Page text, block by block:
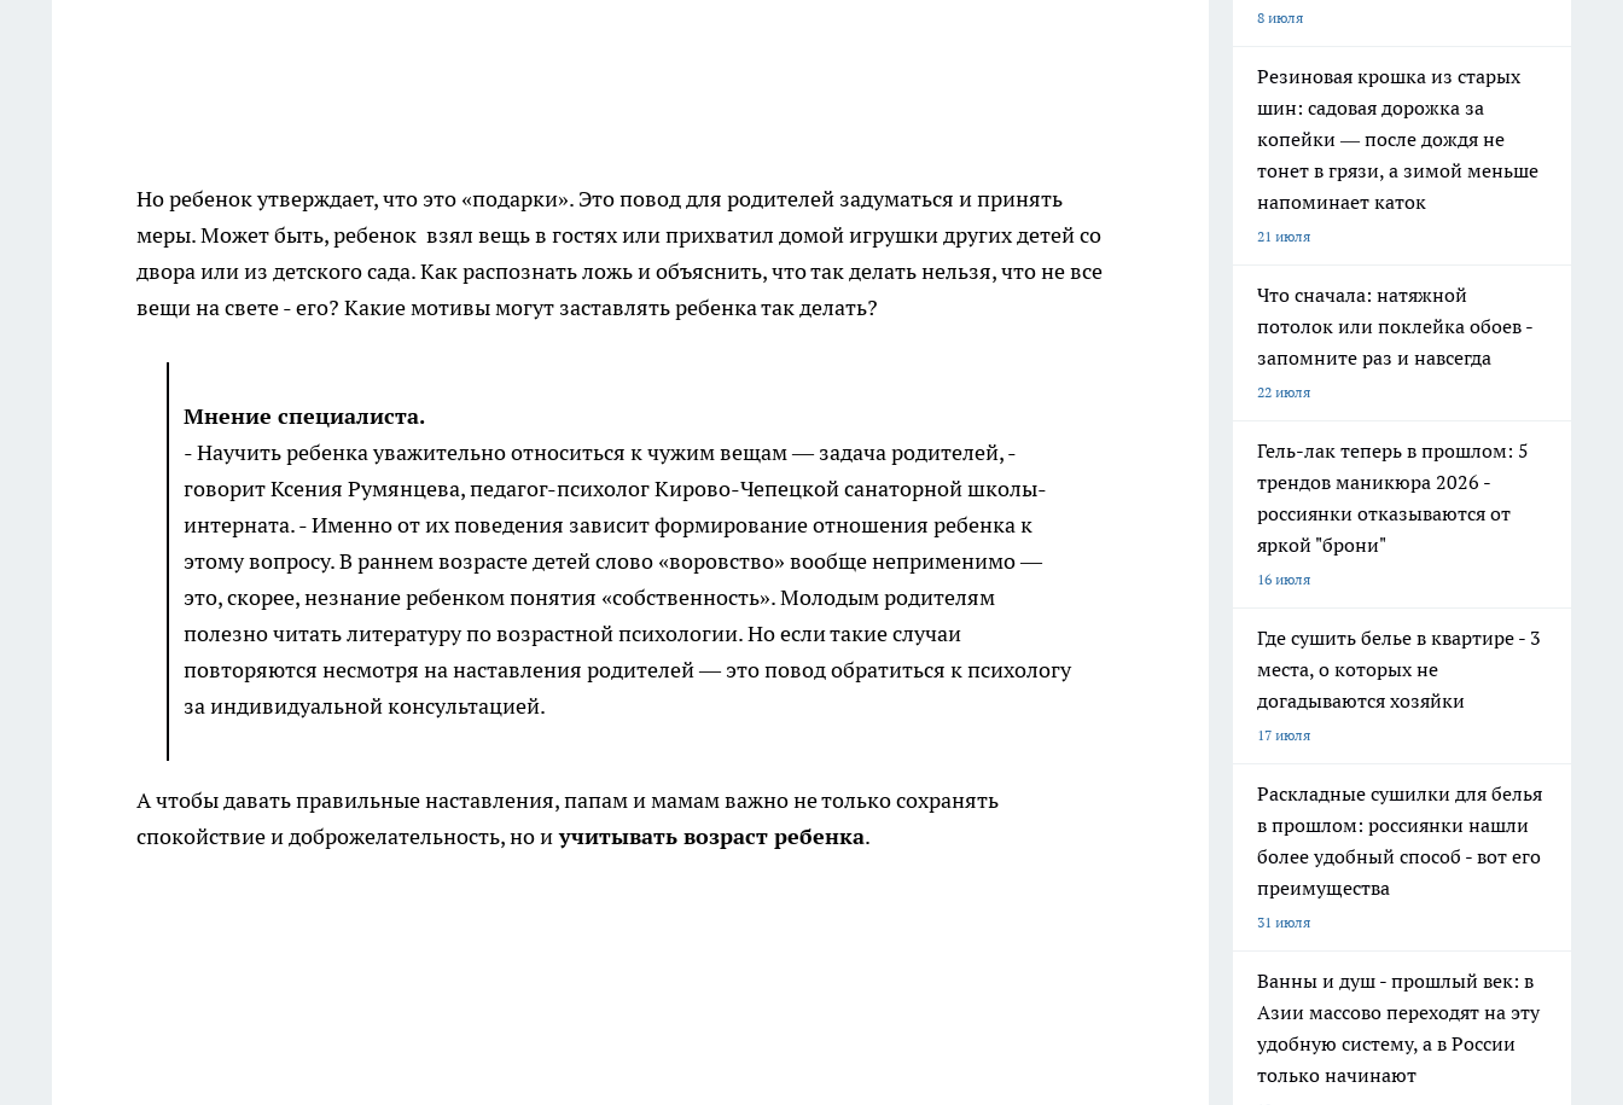
Но ребенок утверждает, что это «подарки». Это повод для родителей задуматься и принять
меры. Может быть, ребенок взял вещь в гостях или прихватил домой игрушки других детей со
двора или из детского сада. Как распознать ложь и объяснить, что так делать нельзя, что не все
вещи на свете - его? Какие мотивы могут заставлять ребенка так делать?
Мнение специалиста.
- Научить ребенка уважительно относиться к чужим вещам — задача родителей, -
говорит Ксения Румянцева, педагог-психолог Кирово-Чепецкой санаторной школы-
интерната. - Именно от их поведения зависит формирование отношения ребенка к
этому вопросу. В раннем возрасте детей слово «воровство» вообще неприменимо —
это, скорее, незнание ребенком понятия «собственность». Молодым родителям
полезно читать литературу по возрастной психологии. Но если такие случаи
повторяются несмотря на наставления родителей — это повод обратиться к психологу
за индивидуальной консультацией.
А чтобы давать правильные наставления, папам и мамам важно не только сохранять
спокойствие и доброжелательность, но иучитывать возраст ребенка.
8 июля
Резиновая крошка из старых
шин: садовая дорожка за
копейки — после дождя не
тонет в грязи, а зимой меньше
напоминает каток
21 июля
Что сначала: натяжной
потолок или поклейка обоев -
запомните раз и навсегда
22 июля
Гель-лак теперь в прошлом: 5
трендов маникюра 2026 -
россиянки отказываются от
яркой "брони"
16 июля
Где сушить белье в квартире - 3
места, о которых не
догадываются хозяйки
17 июля
Раскладные сушилки для белья
в прошлом: россиянки нашли
более удобный способ - вот его
преимущества
31 июля
Ванны и душ - прошлый век: в
Азии массово переходят на эту
удобную систему, а в России
только начинают